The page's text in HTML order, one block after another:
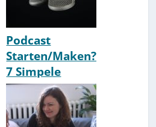
Podcast
Starten/Maken?
7 Simpele
Stappen
[HowTo] [Tips]